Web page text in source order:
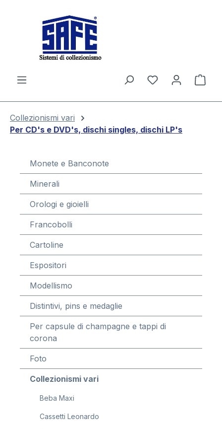
Il
Collezionismi vari
Per CD's e DVD's, dischi singles, dischi LP's
Monete e Banconote
Minerali
Orologi e gioielli
Francobolli
Cartoline
Espositori
Modellismo
Distintivi, pins e medaglie
Per capsule di champagne e tappi di
corona
Foto
Collezionismi vari
Beba Maxi
Cassetti Leonardo